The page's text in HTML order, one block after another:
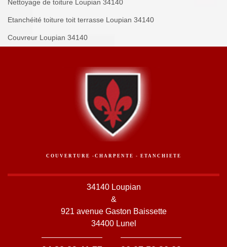
Nettoyage de toiture Loupian 34140
Etanchéité toiture toit terrasse Loupian 34140
Couvreur Loupian 34140
COUVERTURE -CHARPENTE - ETANCHIETE
34140 Loupian
&
921 avenue Gaston Baissette
34400 Lunel